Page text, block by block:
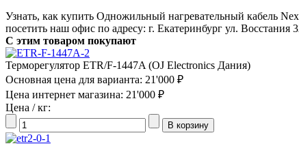
Узнать, как купить Одножильный нагревательный кабель
посетить наш офис по адресу: г. Екатеринбург ул. Восстания
С этим товаром покупают
Терморегулятор ETR/F-1447A (OJ Electronics Дания)
Основная цена для варианта: 21'000 ₽
Цена интернет магазина: 21'000 ₽
Цена / кг: